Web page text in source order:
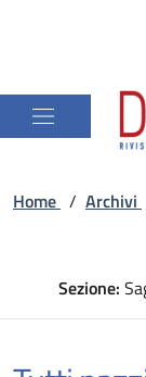
Home / Archivi
Sezione: